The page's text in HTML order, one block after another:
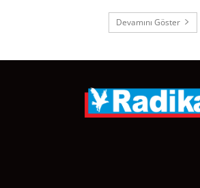
Devamını Göster